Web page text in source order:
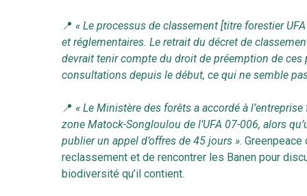
Hit enter to search or ESC to close
📍 « Le processus de classement [titre forestier
et réglementaires. Le retrait du décret de
devrait tenir compte du droit de préemption de
consultations depuis le début, ce qui ne semble
📍 « Le Ministère des forêts a accordé à
zone Matock-Songloulou de l’UFA 07-006, alors
publier un appel d’offres de 45 jours ».
reclassement et de rencontrer les Banen pour
biodiversité qu’il contient.